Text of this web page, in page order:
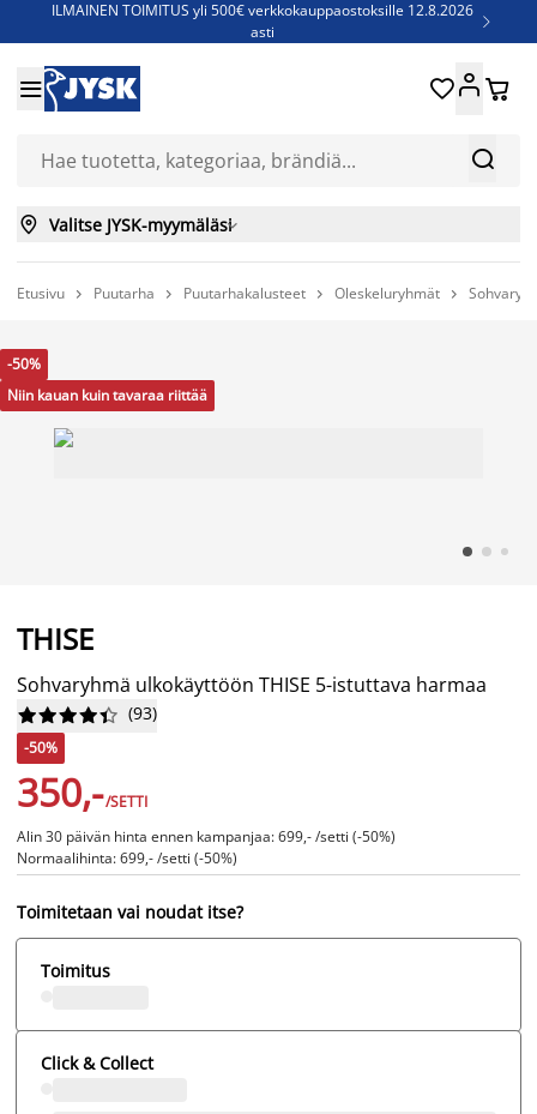
ILMAINEN TOIMITUS yli 500€ verkkokauppaostoksille 12.8.2026
asti

Jenkkisänkyjä - Säästä jopa 60%


 
 Valitse JYSK-myymäläsi
Etusivu  Puutarha  Puutarhakalusteet  Oleskeluryhmät 
-50%
Niin kauan kuin tavaraa riittää
THISE
Sohvaryhmä ulkokäyttöön THISE 5-istuttava harmaa





 (93)
-50%
350,-/SETTI
Alin 30 päivän hinta ennen kampanjaa: 699,- /setti (-50%)
Normaalihinta: 699,- /setti (-50%)
Toimitetaan vai noudat itse?
Toimitus
Click & Collect